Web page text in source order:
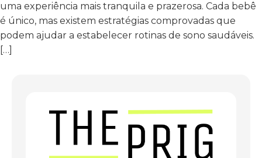
uma experiência mais tranquila e prazerosa. Cada bebê
é único, mas existem estratégias comprovadas que
podem ajudar a estabelecer rotinas de sono saudáveis.
[…]